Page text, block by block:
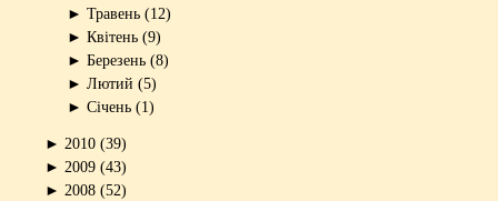
► Травень (12)
► Квітень (9)
► Березень (8)
► Лютий (5)
► Січень (1)
► 2010 (39)
► 2009 (43)
► 2008 (52)